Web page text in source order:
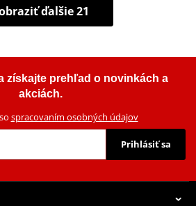
ďalšie 21
získajte prehľad o novinkách a
akciách.
spracovaním osobných údajov
Prihlásiť sa